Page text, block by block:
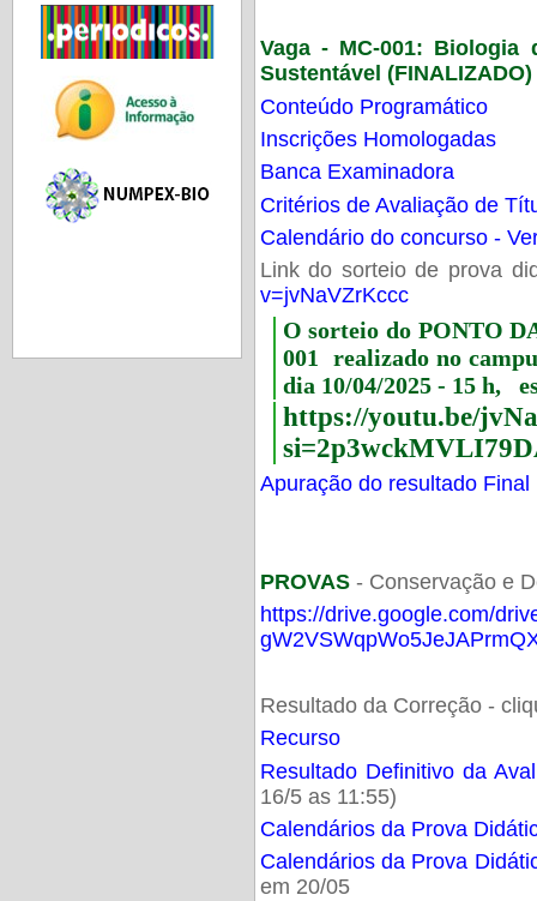
Vaga - MC-001: Biologia
Sustentável (FINALIZADO)
Conteúdo Programático
Inscrições Homologadas
Banca Examinadora
Critérios de Avaliação de
Calendário do concurso -
Link do sorteio de prova
v=jvNaVZrKccc
O sorteio do PONTO
001 realizado no
dia 10/04/2025 - 15 h,
https://youtu.be/
Apuração do resultado Final
PROVAS- Conservação e
https://drive.google.com/
Resultado da Correção -
Recurso
Resultado Definitivo da
16/5 as 11:55)
Calendários da Prova
Calendários da Prova
em 20/05